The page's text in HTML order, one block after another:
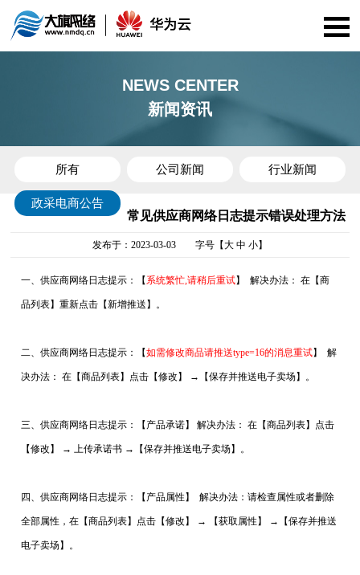
公司介绍
资质证书
服务项目
华为云
案例展示
NEWS CENTER
新闻资讯
所有 公司新闻 行业新闻
政采电商公告
常见供应商网络日志提示错误处理方法
发布于：2023-03-03 字号【大 中 小】
一、供应商网络日志提示：【系统繁忙,请稍后重试】解决办法： 在【商
品列表】重新点击【新增推送】。
二、供应商网络日志提示：【如需修改商品请推送type=16的消息重试】 解
决办法： 在【商品列表】点击【修改】 →【保存并推送电子卖场】。
三、供应商网络日志提示：【产品承诺】解决办法： 在【商品列表】点击
【修改】 → 上传承诺书 →【保存并推送电子卖场】。
四、供应商网络日志提示：【产品属性】解决办法：请检查属性或者删除
全部属性，在【商品列表】点击【修改】 → 【获取属性】 →【保存并推送
电子卖场】。